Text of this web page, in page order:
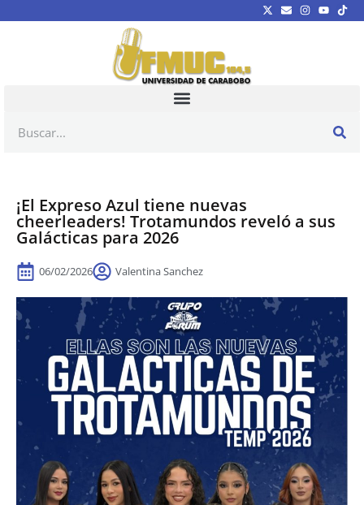
¡El Expreso Azul tiene nuevas
cheerleaders! Trotamundos reveló a sus
Galácticas para 2026
06/02/2026 Valentina Sanchez